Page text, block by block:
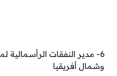
6- مدير النفقات
وشمال أفريقيا